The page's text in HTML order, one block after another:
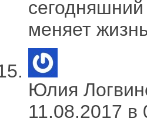
меняет
Юлия
11.08.2017 в